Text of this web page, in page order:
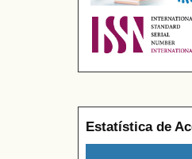
Estatística de